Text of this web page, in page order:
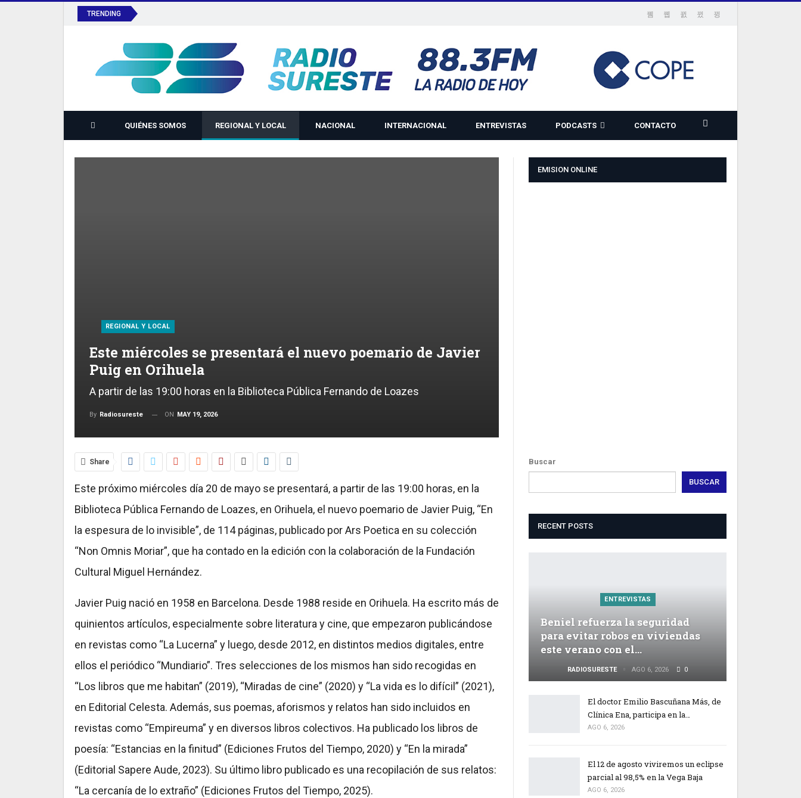
TRENDING
QUIÉNES SOMOS REGIONAL Y LOCAL NACIONAL INTERNACIONAL ENTREVISTAS PODCASTS CONTACTO
REGIONAL Y LOCAL
Este miércoles se presentará el nuevo poemario de Javier
Puig en Orihuela
A partir de las 19:00 horas en la Biblioteca Pública Fernando de Loazes
By Radiosureste ON MAY 19, 2026
Share
Este próximo miércoles día 20 de mayo se presentará, a partir de las 19:00 horas, en la
Biblioteca Pública Fernando de Loazes, en Orihuela, el nuevo poemario de Javier Puig, “En
la espesura de lo invisible”, de 114 páginas, publicado por Ars Poetica en su colección
“Non Omnis Moriar”, que ha contado en la edición con la colaboración de la Fundación
Cultural Miguel Hernández.
Javier Puig nació en 1958 en Barcelona. Desde 1988 reside en Orihuela. Ha escrito más de
quinientos artículos, especialmente sobre literatura y cine, que empezaron publicándose
en revistas como “La Lucerna” y luego, desde 2012, en distintos medios digitales, entre
ellos el periódico “Mundiario”. Tres selecciones de los mismos han sido recogidas en
“Los libros que me habitan” (2019), “Miradas de cine” (2020) y “La vida es lo difícil” (2021),
en Editorial Celesta. Además, sus poemas, aforismos y relatos han sido incluidos en
revistas como “Empireuma” y en diversos libros colectivos. Ha publicado los libros de
poesía: “Estancias en la finitud” (Ediciones Frutos del Tiempo, 2020) y “En la mirada”
(Editorial Sapere Aude, 2023). Su último libro publicado es una recopilación de sus relatos:
“La cercanía de lo extraño” (Ediciones Frutos del Tiempo, 2025).
EMISION ONLINE
Buscar
BUSCAR
RECENT POSTS
ENTREVISTAS
Beniel refuerza la seguridad
para evitar robos en viviendas
este verano con el…
RADIOSURESTE AGO 6, 2026 0
El doctor Emilio Bascuñana Más, de
Clínica Ena, participa en la…
AGO 6, 2026
El 12 de agosto viviremos un eclipse
parcial al 98,5% en la Vega Baja
AGO 6, 2026